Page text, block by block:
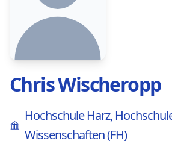
Chris Wischeropp
Hochschule Harz,
Wissenschaften (FH)